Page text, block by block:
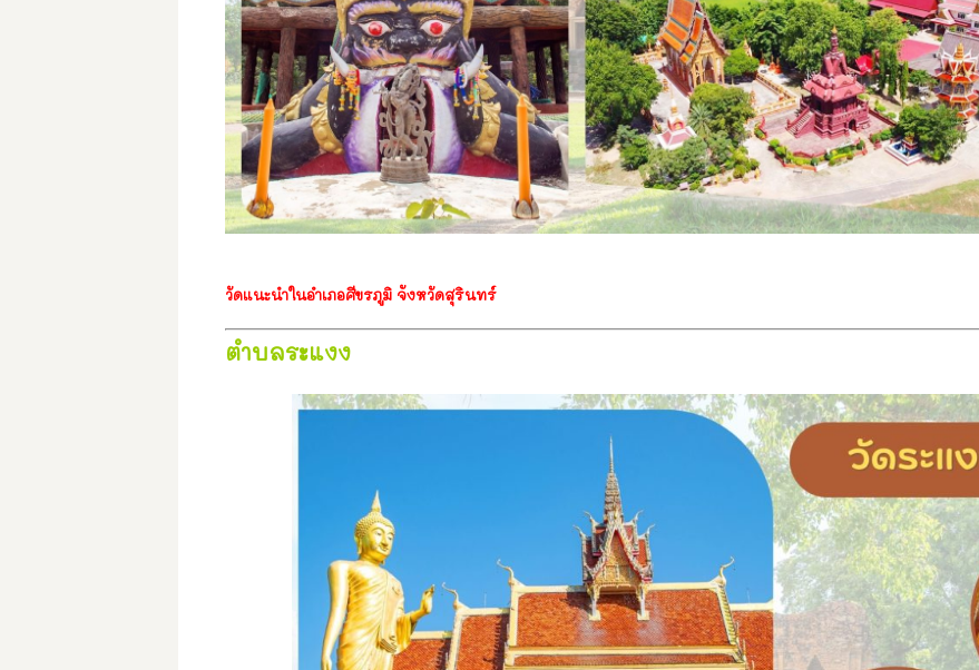
วัดแนะนำในอำเภอศีขรภูมิ จังหวัดสุรินทร์
ตำบลระแงง